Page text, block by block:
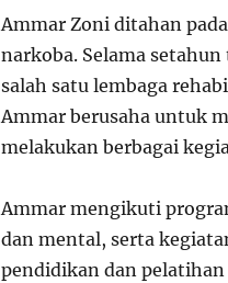
Ammar Zoni ditahan
narkoba. Selama
salah satu lembaga
Ammar berusaha untuk
melakukan berbagai
Ammar mengikuti
dan mental, serta
pendidikan dan